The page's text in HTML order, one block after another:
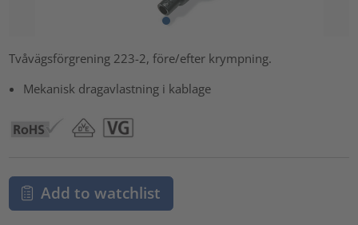
Tvåvägsförgrening 223-2, före/efter krympning.
Mekanisk dragavlastning i kablage
Add to watchlist